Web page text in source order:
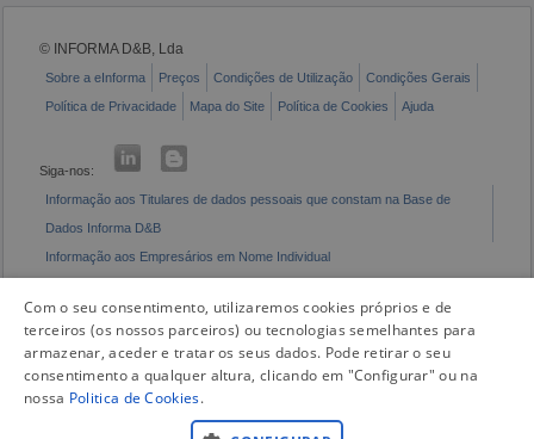
© INFORMA D&B, Lda
Sobre a eInforma Preços Condições de Utilização
Condições Gerais
Política de Privacidade
Mapa do Site Política de Cookies Ajuda
Siga-nos:
Informação aos Titulares de dados pessoais que constam na Base de
Dados Informa D&B
Informação aos Empresários em Nome Individual
Com o seu consentimento, utilizaremos cookies próprios e de
terceiros (os nossos parceiros) ou tecnologias semelhantes para
armazenar, aceder e tratar os seus dados. Pode retirar o seu
consentimento a qualquer altura, clicando em "Configurar" ou na
nossa Politica de Cookies.